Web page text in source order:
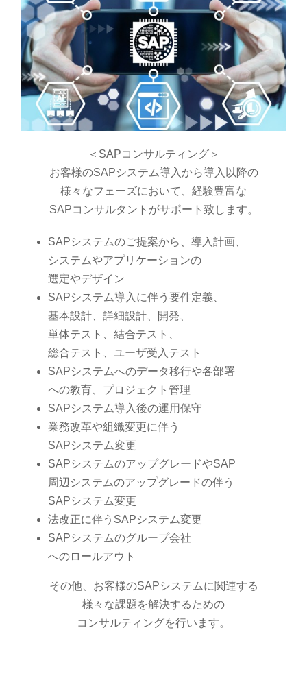
＜SAPコンサルティング＞
お客様のSAPシステム導入から導入以降の
様々なフェーズにおいて、経験豊富な
SAPコンサルタントがサポート致します。
SAPシステムのご提案から、導入計画、
システムやアプリケーションの
選定やデザイン
SAPシステム導入に伴う要件定義、
基本設計、詳細設計、開発、
単体テスト、結合テスト、
総合テスト、ユーザ受入テスト
SAPシステムへのデータ移行や各部署
への教育、プロジェクト管理
SAPシステム導入後の運用保守
業務改革や組織変更に伴う
SAPシステム変更
SAPシステムのアップグレードやSAP
周辺システムのアップグレードの伴う
SAPシステム変更
法改正に伴うSAPシステム変更
SAPシステムのグループ会社
へのロールアウト
その他、お客様のSAPシステムに関連する
様々な課題を解決するための
コンサルティングを行います。